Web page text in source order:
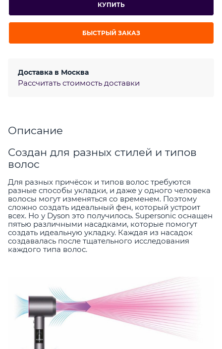
КУПИТЬ
БЫСТРЫЙ ЗАКАЗ
Доставка в Москва
Рассчитать стоимость доставки
Описание
Создан для разных стилей и типов
волос
Для разных причёсок и типов волос требуются
разные способы укладки, и даже у одного человека
волосы могут изменяться со временем. Поэтому
сложно создать идеальный фен, который устроит
всех. Но у Dyson это получилось. Supersonic оснащен
пятью различными насадками, которые помогут
создать идеальную укладку. Каждая из насадок
создавалась после тщательного исследования
каждого типа волос.